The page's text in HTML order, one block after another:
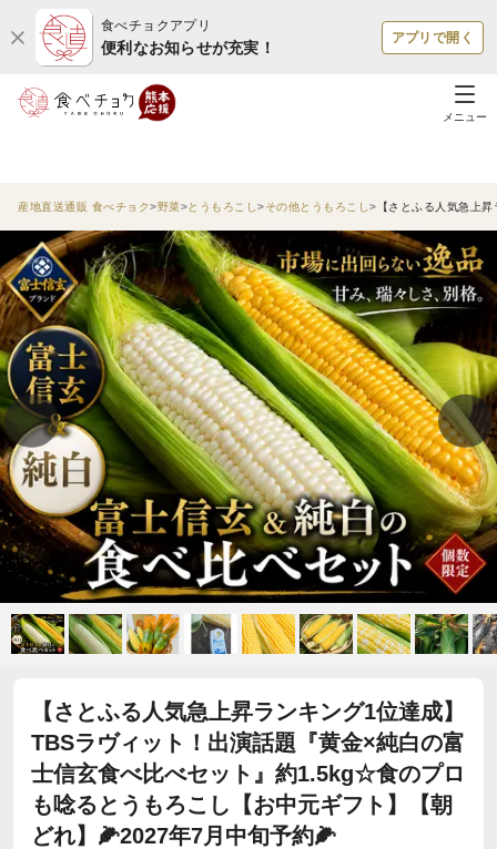
食べチョクアプリ
便利なお知らせが充実！
アプリで開く
メニュー
産地直送通販 食べチョク 野菜 とうもろこし その他とうもろこし 【さとふる人気急上
【さとふる人気急上昇ランキング1位達成】
TBSラヴィット！出演話題『黄金×純白の富
士信玄食べ比べセット』約1.5kg☆食のプロ
も唸るとうもろこし【お中元ギフト】【朝
どれ】🌽2027年7月中旬予約🌽